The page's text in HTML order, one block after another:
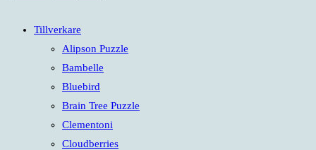
Tillverkare
Alipson Puzzle
Bambelle
Bluebird
Brain Tree Puzzle
Clementoni
Cloudberries